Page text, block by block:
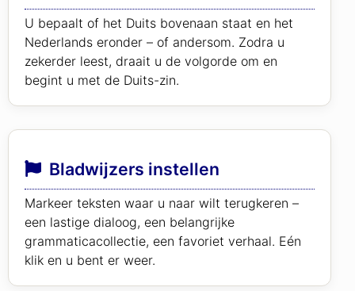
U bepaalt of het Duits bovenaan staat en het
Nederlands eronder – of andersom. Zodra u
zekerder leest, draait u de volgorde om en
begint u met de Duits-zin.
Bladwijzers instellen
Markeer teksten waar u naar wilt terugkeren –
een lastige dialoog, een belangrijke
grammaticacollectie, een favoriet verhaal. Eén
klik en u bent er weer.